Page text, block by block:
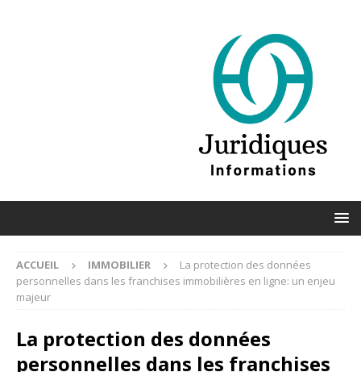
ACCUEIL IMMOBILIER
La protection des données
personnelles dans les franchises immobilières en ligne: un enjeu
majeur
La protection des données
personnelles dans les franchises